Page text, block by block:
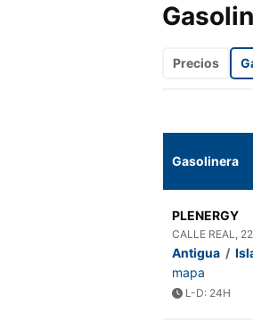
Precios
Gasolinera
PLENERGY
CALLE REAL, 22
Antigua /
mapa
L-D: 24H